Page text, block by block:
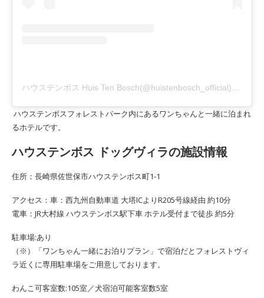
ハウステンボス Huis Ten Bosch(@huistenbosch_official)がシェアした投稿
ハウステンボスフォレストパーク内にあるワンちゃんと一緒に泊まれ
るホテルです。
ハウステンボス ドッグヴィラの施設情報
住所：長崎県佐世保市ハウステンボス町1-1
アクセス：車：西九州自動車道 大塔ICよりR205号線経由 約10分
電車：JR大村線 ハウステンボス駅下車 ホテル受付まで徒歩 約5分
駐車場:あり
（※）「ワンちゃん一緒にお泊りプラン」で宿泊だとフォレストヴィ
ラ近くに専用駐車場をご用意しております。
わんこ可客室数:105室／犬宿泊可能客室数5室